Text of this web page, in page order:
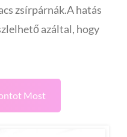
zsírpárnák.A hatás
azáltal, hogy
Most